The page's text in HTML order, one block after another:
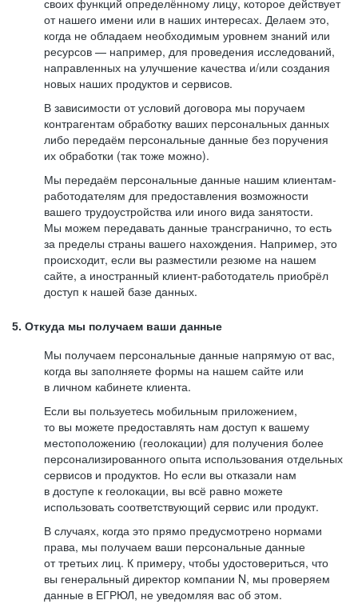
своих функций определённому лицу, которое действует
от нашего имени или в наших интересах. Делаем это,
когда не обладаем необходимым уровнем знаний или
ресурсов — например, для проведения исследований,
направленных на улучшение качества и/или создания
новых наших продуктов и сервисов.
В зависимости от условий договора мы поручаем
контрагентам обработку ваших персональных данных
либо передаём персональные данные без поручения
их обработки (так тоже можно).
Мы передаём персональные данные нашим клиентам-
работодателям для предоставления возможности
вашего трудоустройства или иного вида занятости.
Мы можем передавать данные трансгранично, то есть
за пределы страны вашего нахождения. Например, это
происходит, если вы разместили резюме на нашем
сайте, а иностранный клиент-работодатель приобрёл
доступ к нашей базе данных.
5. Откуда мы получаем ваши данные
Мы получаем персональные данные напрямую от вас,
когда вы заполняете формы на нашем сайте или
в личном кабинете клиента.
Если вы пользуетесь мобильным приложением,
то вы можете предоставлять нам доступ к вашему
местоположению (геолокации) для получения более
персонализированного опыта использования отдельных
сервисов и продуктов. Но если вы отказали нам
в доступе к геолокации, вы всё равно можете
использовать соответствующий сервис или продукт.
В случаях, когда это прямо предусмотрено нормами
права, мы получаем ваши персональные данные
от третьих лиц. К примеру, чтобы удостовериться, что
вы генеральный директор компании N, мы проверяем
данные в ЕГРЮЛ, не уведомляя вас об этом.